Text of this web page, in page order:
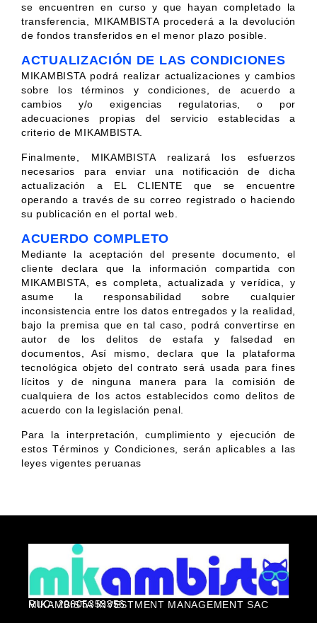
se encuentren en curso y que hayan completado la
transferencia, MIKAMBISTA procederá a la devolución
de fondos transferidos en el menor plazo posible.
ACTUALIZACIÓN DE LAS CONDICIONES
MIKAMBISTA podrá realizar actualizaciones y cambios
sobre los términos y condiciones, de acuerdo a
cambios y/o exigencias regulatorias, o por
adecuaciones propias del servicio establecidas a
criterio de MIKAMBISTA.
Finalmente, MIKAMBISTA realizará los esfuerzos
necesarios para enviar una notificación de dicha
actualización a EL CLIENTE que se encuentre
operando a través de su correo registrado o haciendo
su publicación en el portal web.
ACUERDO COMPLETO
Mediante la aceptación del presente documento, el
cliente declara que la información compartida con
MIKAMBISTA, es completa, actualizada y verídica, y
asume la responsabilidad sobre cualquier
inconsistencia entre los datos entregados y la realidad,
bajo la premisa que en tal caso, podrá convertirse en
autor de los delitos de estafa y falsedad en
documentos, Así mismo, declara que la plataforma
tecnológica objeto del contrato será usada para fines
lícitos y de ninguna manera para la comisión de
cualquiera de los actos establecidos como delitos de
acuerdo con la legislación penal.
Para la interpretación, cumplimiento y ejecución de
estos Términos y Condiciones, serán aplicables a las
leyes vigentes peruanas
RUC: 20605353356
MIKAMBISTA INVESTMENT MANAGEMENT SAC